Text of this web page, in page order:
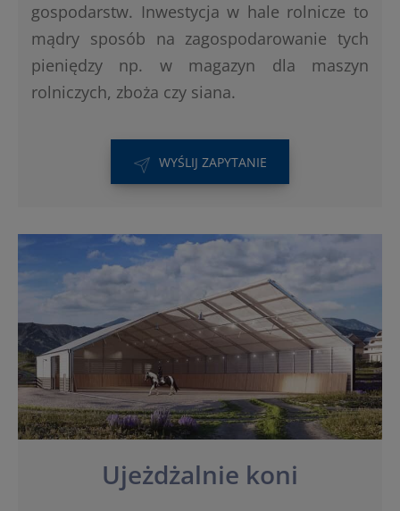
gospodarstw. Inwestycja w hale rolnicze to
mądry sposób na zagospodarowanie tych
pieniędzy np. w magazyn dla maszyn
rolniczych, zboża czy siana.
WYŚLIJ ZAPYTANIE
Ujeżdżalnie koni